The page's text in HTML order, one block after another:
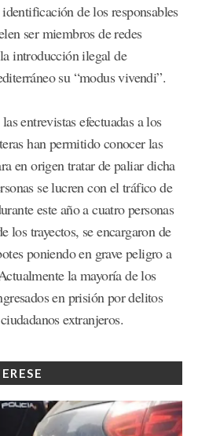
de los responsables
ser miembros de redes
introducción ilegal de
su “modus vivendi”.
entrevistas efectuadas a los
han permitido conocer las
en origen tratar de paliar dicha
se lucren con el tráfico de
este año a cuatro personas
los trayectos, se encargaron de
poniendo en grave peligro a
la mayoría de los
en prisión por delitos
extranjeros.